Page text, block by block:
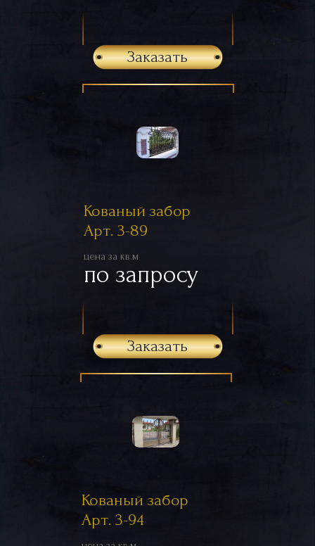
Заказать
Кованый забор
Арт. 3-89
цена за кв.м
по запросу
Заказать
Кованый забор
Арт. 3-94